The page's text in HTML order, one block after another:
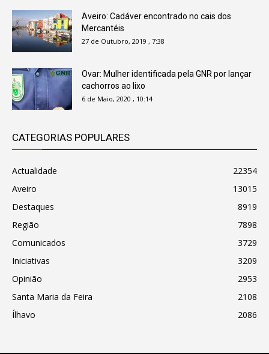
Aveiro: Cadáver encontrado no cais dos
Mercantéis
27 de Outubro, 2019 , 7:38
Ovar: Mulher identificada pela GNR por lançar
cachorros ao lixo
6 de Maio, 2020 , 10:14
CATEGORIAS POPULARES
Actualidade
22354
Aveiro
13015
Destaques
8919
Região
7898
Comunicados
3729
Iniciativas
3209
Opinião
2953
Santa Maria da Feira
2108
Ílhavo
2086